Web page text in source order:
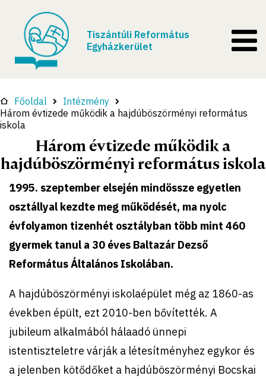
Tiszántúli Református
Egyházkerület
Főoldal
Intézmény
Három évtizede működik a hajdúböszörményi református
iskola
Három évtizede működik a
hajdúböszörményi református iskola
1995. szeptember elsején mindössze egyetlen
osztállyal kezdte meg működését, ma nyolc
évfolyamon tizenhét osztályban több mint 460
gyermek tanul a 30 éves Baltazár Dezső
Református Általános Iskolában.
A hajdúböszörményi iskolaépület még az 1860-as
években épült, ezt 2010-ben bővítették. A
jubileum alkalmából hálaadó ünnepi
istentiszteletre várják a létesítményhez egykor és
a jelenben kötődőket a hajdúböszörményi Bocskai